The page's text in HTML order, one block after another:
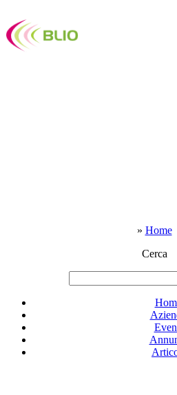
» Home
Cerca